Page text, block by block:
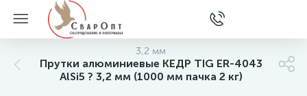
3,2 мм
Прутки алюминиевые КЕДР TIG ER-4043
AlSi5 ? 3,2 мм (1000 мм пачка 2 кг)